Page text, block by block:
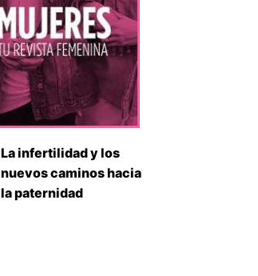
La infertilidad y los
nuevos caminos hacia
la paternidad